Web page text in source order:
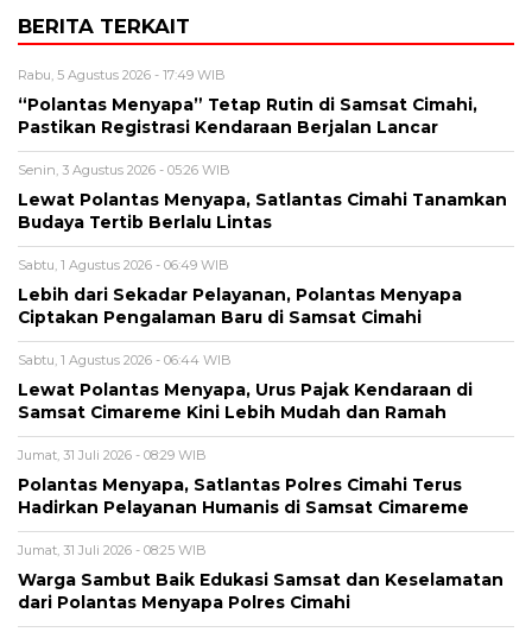
BERITA TERKAIT
Rabu, 5 Agustus 2026 - 17:49 WIB
“Polantas Menyapa” Tetap Rutin di Samsat Cimahi,
Pastikan Registrasi Kendaraan Berjalan Lancar
Senin, 3 Agustus 2026 - 05:26 WIB
Lewat Polantas Menyapa, Satlantas Cimahi Tanamkan
Budaya Tertib Berlalu Lintas
Sabtu, 1 Agustus 2026 - 06:49 WIB
Lebih dari Sekadar Pelayanan, Polantas Menyapa
Ciptakan Pengalaman Baru di Samsat Cimahi
Sabtu, 1 Agustus 2026 - 06:44 WIB
Lewat Polantas Menyapa, Urus Pajak Kendaraan di
Samsat Cimareme Kini Lebih Mudah dan Ramah
Jumat, 31 Juli 2026 - 08:29 WIB
Polantas Menyapa, Satlantas Polres Cimahi Terus
Hadirkan Pelayanan Humanis di Samsat Cimareme
Jumat, 31 Juli 2026 - 08:25 WIB
Warga Sambut Baik Edukasi Samsat dan Keselamatan
dari Polantas Menyapa Polres Cimahi